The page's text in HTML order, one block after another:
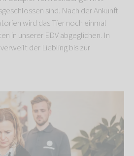
sind. Nach der Ankunft
wird das Tier noch einmal
in unserer EDV abgeglichen. In
der Liebling bis zur